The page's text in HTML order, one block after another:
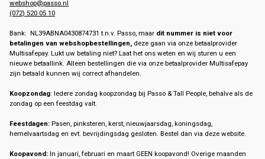
webshop@passo.nl
(072) 520 05 10
Bank: NL39ABNA0430874731 t.n.v. Passo, maar dit nummer is niet voor
betalingen van webshopbestellingen, deze gaan via onze betaalprovider
Multisafepay. Lukt uw betaling niet? Laat het ons weten en wij sturen u een
nieuwe betaallink. Alleen bestellingen die via onze betaalprovider Multisafepay
zijn betaald kunnen wij correct afhandelen.
Koopzondag: Iedere zondag koopzondag bij Passo & Tall People, behalve als de
zondag op een feestdag valt.
Feestdagen: Pasen, pinksteren, kerst, nieuwjaarsdag, koningsdag,
hemelvaartsdag en evt. bevrijdingsdag gesloten. Bestel dan via deze website.
Koopavond: In januari, februari en maart GEEN koopavond! Overige maanden